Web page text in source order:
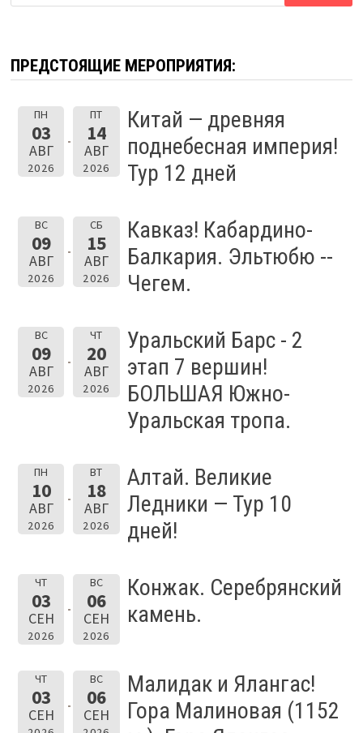
ПРЕДСТОЯЩИЕ МЕРОПРИЯТИЯ:
ПН
03
АВГ
2026
ПТ
14
АВГ
2026
Китай — древняя
поднебесная империя!
Тур 12 дней
ВС
09
АВГ
2026
СБ
15
АВГ
2026
Кавказ! Кабардино-
Балкария. Эльтюбю --
Чегем.
ВС
09
АВГ
2026
ЧТ
20
АВГ
2026
Уральский Барс - 2
этап 7 вершин!
БОЛЬШАЯ Южно-
Уральская тропа.
ПН
10
АВГ
2026
ВТ
18
АВГ
2026
Алтай. Великие
Ледники — Тур 10
дней!
ЧТ
03
СЕН
2026
ВС
06
СЕН
2026
Конжак. Серебрянский
камень.
ЧТ
03
СЕН
ВС
06
СЕН
Малидак и Ялангас!
Гора Малиновая (1152